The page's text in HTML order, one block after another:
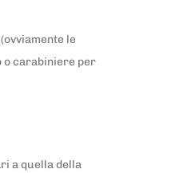
le
o carabiniere per
a quella della